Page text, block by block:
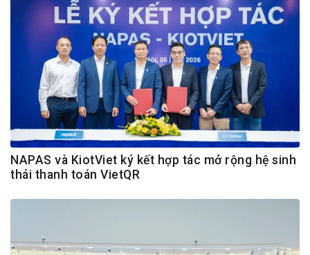
NAPAS và KiotViet ký kết hợp tác mở rộng hệ sinh
thái thanh toán VietQR